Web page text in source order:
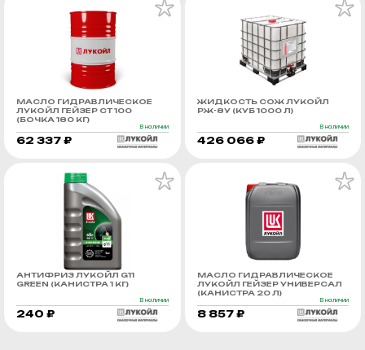
МАСЛО ГИДРАВЛИЧЕСКОЕ
ЛУКОЙЛ ГЕЙЗЕР СТ 100
(БОЧКА 180 КГ)
В наличии
62 337 ₽
ЖИДКОСТЬ СОЖ ЛУКОЙЛ
РЖ-8У (КУБ 1000 Л)
В наличии
426 066 ₽
АНТИФРИЗ ЛУКОЙЛ G11
GREEN (КАНИСТРА 1 КГ)
В наличии
240 ₽
МАСЛО ГИДРАВЛИЧЕСКОЕ
ЛУКОЙЛ ГЕЙЗЕР УНИВЕРСАЛ
(КАНИСТРА 20 Л)
В наличии
8 857 ₽